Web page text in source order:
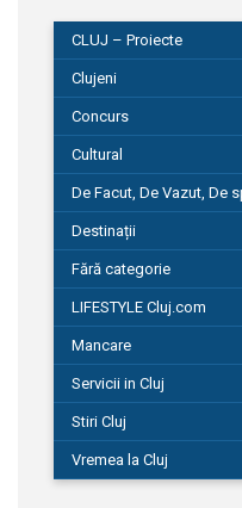
CLUJ – Proiecte
Clujeni
Concurs
Cultural
De Facut, De Vazut, De
Destinații
Fără categorie
LIFESTYLE Cluj.com
Mancare
Servicii in Cluj
Stiri Cluj
Vremea la Cluj